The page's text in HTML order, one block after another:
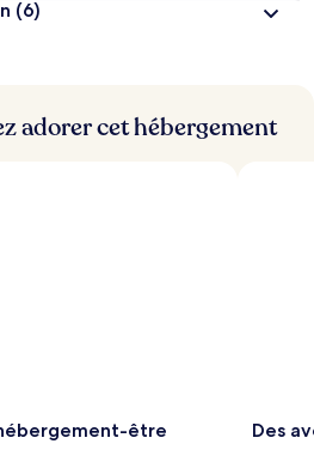
(6)
adorer cet hébergement
être Des